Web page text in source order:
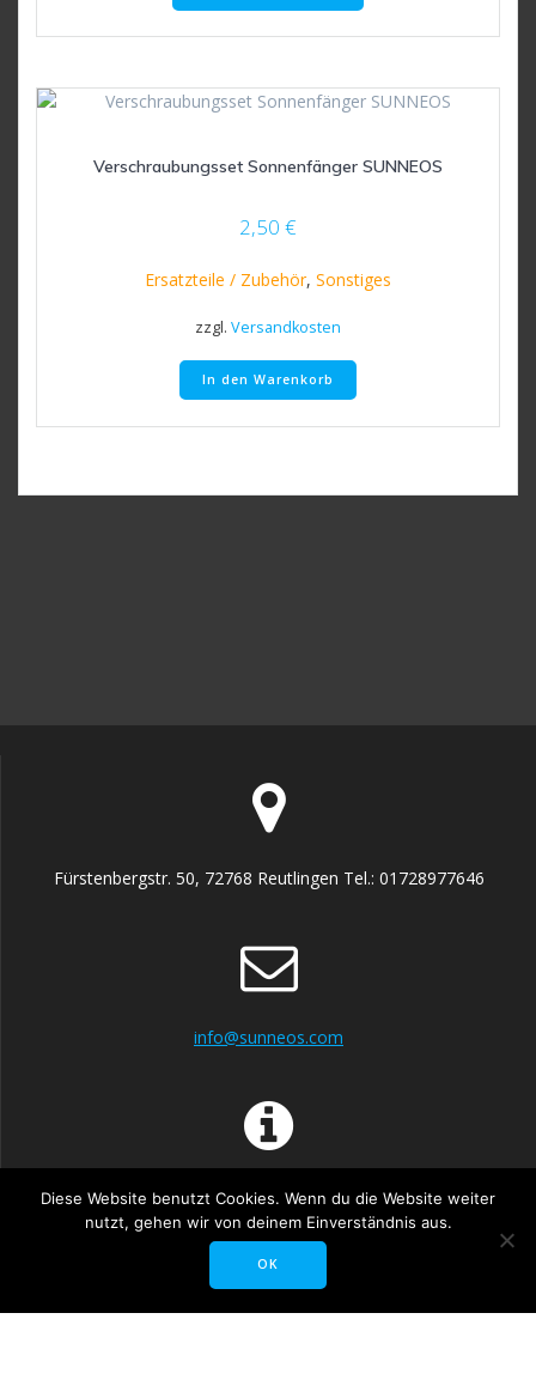
mehrere
auf.
können
gewählt
werden
Verschraubungsset Sonnenfänger SUNNEOS
2,50 €
Ersatzteile / Zubehör, Sonstiges
zzgl. Versandkosten
In den Warenkorb
Fürstenbergstr. 50, 72768 Reutlingen Tel.: 01728977646
info@sunneos.com
Impressum
Allgemeine Geschäftsbedingungen
Datenschutz
Widerrufsrecht
Diese Website benutzt Cookies. Wenn du die Website weiter
nutzt, gehen wir von deinem Einverständnis aus.
OK